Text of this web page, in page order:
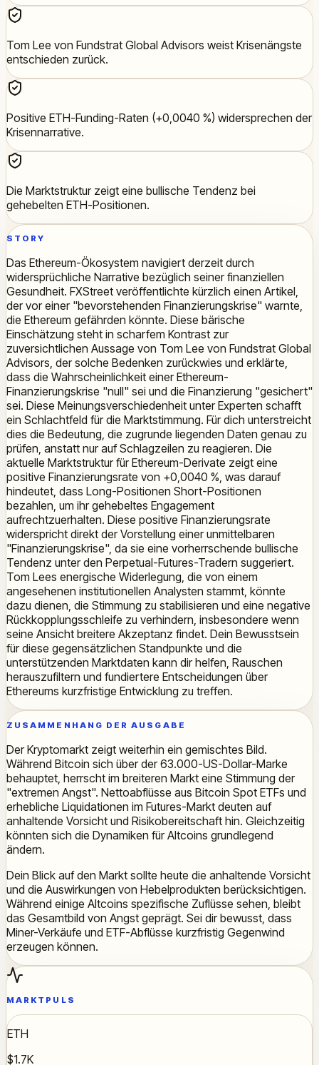
Tom Lee von Fundstrat Global Advisors weist Krisenängste
entschieden zurück.
Positive ETH-Funding-Raten (+0,0040 %) widersprechen der
Krisennarrative.
Die Marktstruktur zeigt eine bullische Tendenz bei
gehebelten ETH-Positionen.
STORY
Das Ethereum-Ökosystem navigiert derzeit durch
widersprüchliche Narrative bezüglich seiner finanziellen
Gesundheit. FXStreet veröffentlichte kürzlich einen Artikel,
der vor einer "bevorstehenden Finanzierungskrise" warnte,
die Ethereum gefährden könnte. Diese bärische
Einschätzung steht in scharfem Kontrast zur
zuversichtlichen Aussage von Tom Lee von Fundstrat Global
Advisors, der solche Bedenken zurückwies und erklärte,
dass die Wahrscheinlichkeit einer Ethereum-
Finanzierungskrise "null" sei und die Finanzierung "gesichert"
sei. Diese Meinungsverschiedenheit unter Experten schafft
ein Schlachtfeld für die Marktstimmung. Für dich unterstreicht
dies die Bedeutung, die zugrunde liegenden Daten genau zu
prüfen, anstatt nur auf Schlagzeilen zu reagieren. Die
aktuelle Marktstruktur für Ethereum-Derivate zeigt eine
positive Finanzierungsrate von +0,0040 %, was darauf
hindeutet, dass Long-Positionen Short-Positionen
bezahlen, um ihr gehebeltes Engagement
aufrechtzuerhalten. Diese positive Finanzierungsrate
widerspricht direkt der Vorstellung einer unmittelbaren
"Finanzierungskrise", da sie eine vorherrschende bullische
Tendenz unter den Perpetual-Futures-Tradern suggeriert.
Tom Lees energische Widerlegung, die von einem
angesehenen institutionellen Analysten stammt, könnte
dazu dienen, die Stimmung zu stabilisieren und eine negative
Rückkopplungsschleife zu verhindern, insbesondere wenn
seine Ansicht breitere Akzeptanz findet. Dein Bewusstsein
für diese gegensätzlichen Standpunkte und die
unterstützenden Marktdaten kann dir helfen, Rauschen
herauszufiltern und fundiertere Entscheidungen über
Ethereums kurzfristige Entwicklung zu treffen.
ZUSAMMENHANG DER AUSGABE
Der Kryptomarkt zeigt weiterhin ein gemischtes Bild.
Während Bitcoin sich über der 63.000-US-Dollar-Marke
behauptet, herrscht im breiteren Markt eine Stimmung der
"extremen Angst". Nettoabflüsse aus Bitcoin Spot ETFs und
erhebliche Liquidationen im Futures-Markt deuten auf
anhaltende Vorsicht und Risikobereitschaft hin. Gleichzeitig
könnten sich die Dynamiken für Altcoins grundlegend
ändern.
Dein Blick auf den Markt sollte heute die anhaltende Vorsicht
und die Auswirkungen von Hebelprodukten berücksichtigen.
Während einige Altcoins spezifische Zuflüsse sehen, bleibt
das Gesamtbild von Angst geprägt. Sei dir bewusst, dass
Miner-Verkäufe und ETF-Abflüsse kurzfristig Gegenwind
erzeugen können.
MARKTPULS
ETH
$1.7K